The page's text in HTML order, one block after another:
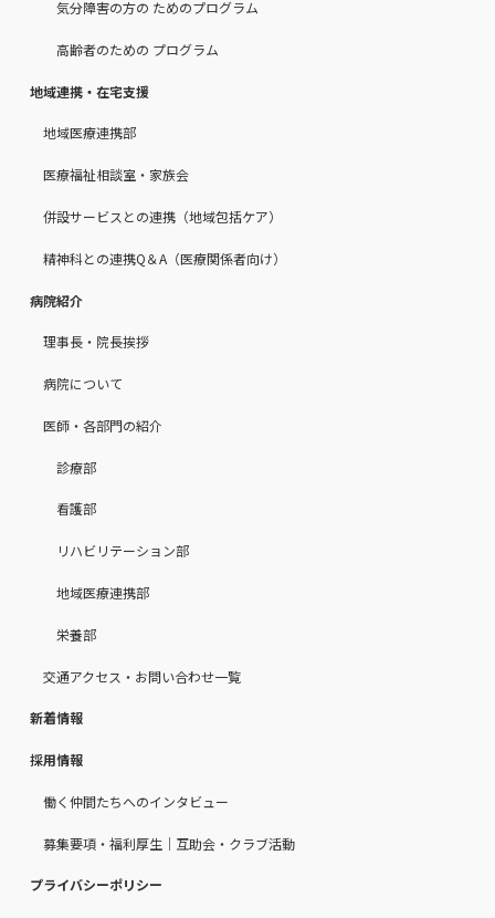
気分障害の方の ためのプログラム
高齢者のための プログラム
地域連携・在宅支援
地域医療連携部
医療福祉相談室・家族会
併設サービスとの連携（地域包括ケア）
精神科との連携Q＆A（医療関係者向け）
病院紹介
理事長・院長挨拶
病院について
医師・各部門の紹介
診療部
看護部
リハビリテーション部
地域医療連携部
栄養部
交通アクセス・お問い合わせ一覧
新着情報
採用情報
働く仲間たちへのインタビュー
募集要項・福利厚生｜互助会・クラブ活動
プライバシーポリシー